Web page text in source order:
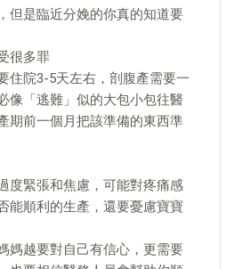
但是臨近分娩的你真的知道要
很多罪
住院3-5天左右，剖腹產需要一
像「逃難」似的大包小包往醫
期前一個月把該準備的東西準
度緊張和焦慮，可能對疼痛感
能順利的生產，還要憂慮寶寶
媽越要對自己有信心，更需要